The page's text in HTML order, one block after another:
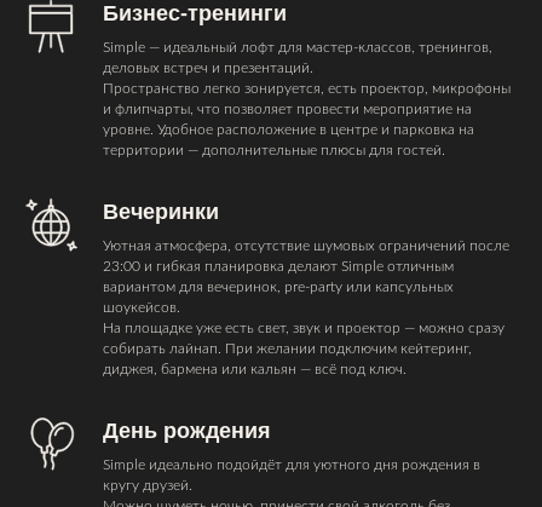
Бизнес-тренинги
Simple — идеальный лофт для мастер-классов, тренингов,
деловых встреч и презентаций.
Пространство легко зонируется, есть проектор, микрофоны
и флипчарты, что позволяет провести мероприятие на
уровне. Удобное расположение в центре и парковка на
территории — дополнительные плюсы для гостей.
Вечеринки
Уютная атмосфера, отсутствие шумовых ограничений после
23:00 и гибкая планировка делают Simple отличным
вариантом для вечеринок, pre-party или капсульных
шоукейсов.
На площадке уже есть свет, звук и проектор — можно сразу
собирать лайнап. При желании подключим кейтеринг,
диджея, бармена или кальян — всё под ключ.
День рождения
Simple идеально подойдёт для уютного дня рождения в
кругу друзей.